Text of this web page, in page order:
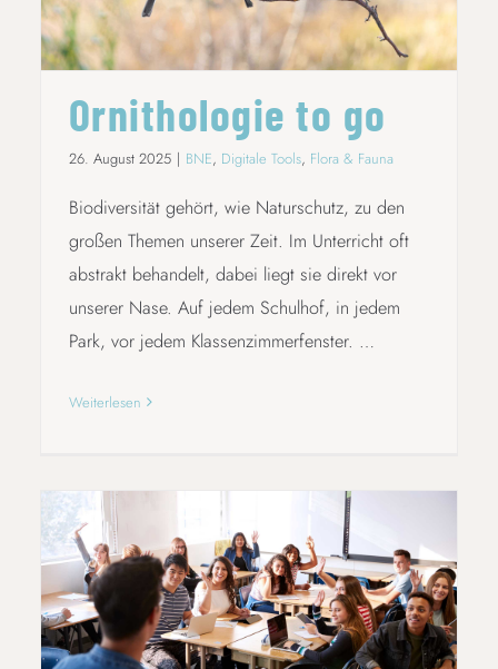
Ornithologie to go
26. August 2025 | BNE, Digitale Tools, Flora & Fauna
Biodiversität gehört, wie Naturschutz, zu den
großen Themen unserer Zeit. Im Unterricht oft
abstrakt behandelt, dabei liegt sie direkt vor
unserer Nase. Auf jedem Schulhof, in jedem
Park, vor jedem Klassenzimmerfenster. …
Weiterlesen
KLEINE IMPULSE, GROSSE GEDANKEN